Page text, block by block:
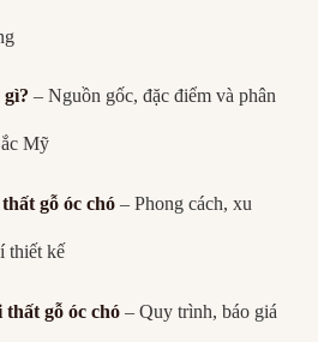
gì? – Nguồn gốc, đặc điểm và phân
Mỹ
gỗ óc chó– Phong cách, xu
thiết kế
gỗ óc chó– Quy trình, báo giá